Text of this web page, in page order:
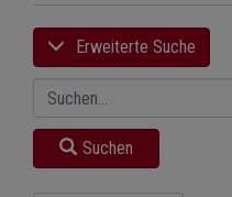
Erweiterte Suche
Suchen